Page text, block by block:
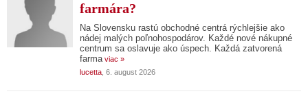
farmára?
Na Slovensku rastú obchodné centrá rýchlejšie ako
nádej malých poľnohospodárov. Každé nové nákupné
centrum sa oslavuje ako úspech. Každá zatvorená
farma viac »
lucetta , 6. august 2026